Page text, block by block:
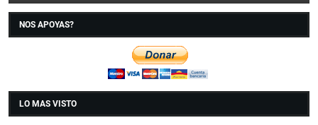
NOS APOYAS?
LO MAS VISTO